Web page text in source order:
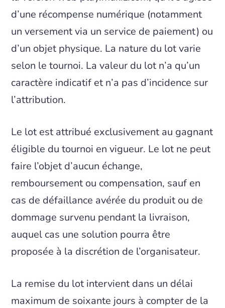
d’une récompense numérique (notamment
un versement via un service de paiement) ou
d’un objet physique. La nature du lot varie
selon le tournoi. La valeur du lot n’a qu’un
caractère indicatif et n’a pas d’incidence sur
l’attribution.
Le lot est attribué exclusivement au gagnant
éligible du tournoi en vigueur. Le lot ne peut
faire l’objet d’aucun échange,
remboursement ou compensation, sauf en
cas de défaillance avérée du produit ou de
dommage survenu pendant la livraison,
auquel cas une solution pourra être
proposée à la discrétion de l’organisateur.
La remise du lot intervient dans un délai
maximum de soixante jours à compter de la